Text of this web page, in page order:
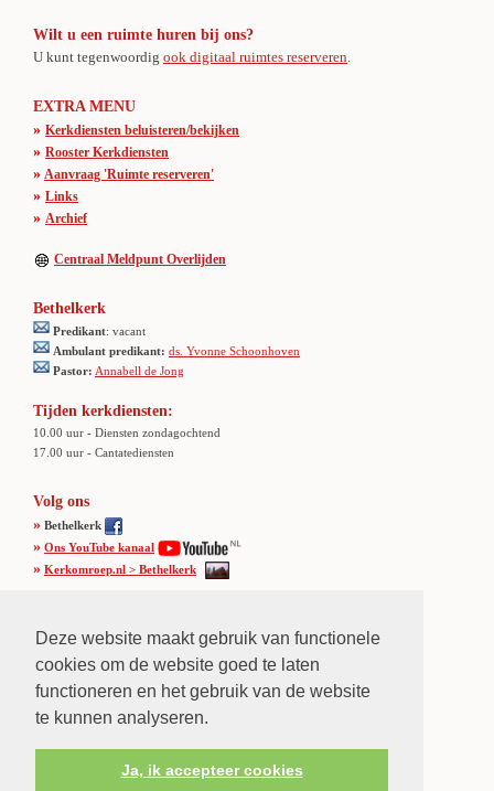
Deze website maakt gebruik van functionele
cookies om de website goed te laten
functioneren en het gebruik van de website
te kunnen analyseren.
Ja, ik accepteer cookies
Wilt u een ruimte huren bij ons?
U kunt tegenwoordig ook digitaal ruimtes reserveren
EXTRA MENU
» Kerkdiensten beluisteren/bekijken
» Rooster Kerkdiensten
» Aanvraag 'Ruimte reserveren'
» Links
» Archief
Centraal Meldpunt Overlijden
Bethelkerk
Predikant: vacant
Ambulant predikant: ds. Yvonne Schoonhoven
Pastor: Annabell de Jong
Tijden kerkdiensten:
10.00 uur - Diensten zondagochtend
17.00 uur - Cantatediensten
Volg ons
» Bethelkerk
» Ons YouTube kanaal
» Kerkomroep.nl > Bethelkerk
Burg. Verkadesingel 26,
3135 KZ Vlaardingen
Tel.: 010 4350947
Locatie